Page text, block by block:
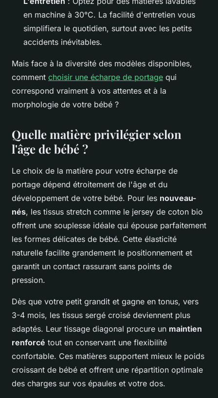
en machine à 30°C. La facilité d'entretien vous
simplifiera le quotidien, surtout avec les petits
accidents inévitables.
Mais face à la diversité des modèles disponibles,
comment choisir une écharpe de portage qui
correspond vraiment à vos attentes et à la
morphologie de votre bébé ?
Quelle matière privilégier selon
l'âge de bébé ?
Le choix de la matière pour votre écharpe de
portage dépend étroitement de l'âge et du
développement de votre bébé. Pour les nouveau-
nés, les tissus stretch comme le jersey de coton bio
offrent une souplesse idéale qui épouse parfaitement
les formes délicates de bébé. Cette élasticité
naturelle facilite grandement le positionnement et
garantit un contact rassurant sans points de
pression.
Dès que votre petit grandit et gagne en tonus, vers
3-4 mois, les tissus sergé croisé deviennent plus
adaptés. Leur tissage diagonal procure un maintien
renforcé tout en conservant une flexibilité
confortable. Ces matières supportent mieux le poids
croissant de bébé et offrent une répartition optimale
des charges sur vos épaules et votre dos.